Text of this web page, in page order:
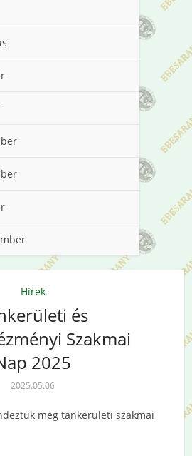
Hírek
és
Szakmai
2025
2025.05.06
meg tankerületi szakmai